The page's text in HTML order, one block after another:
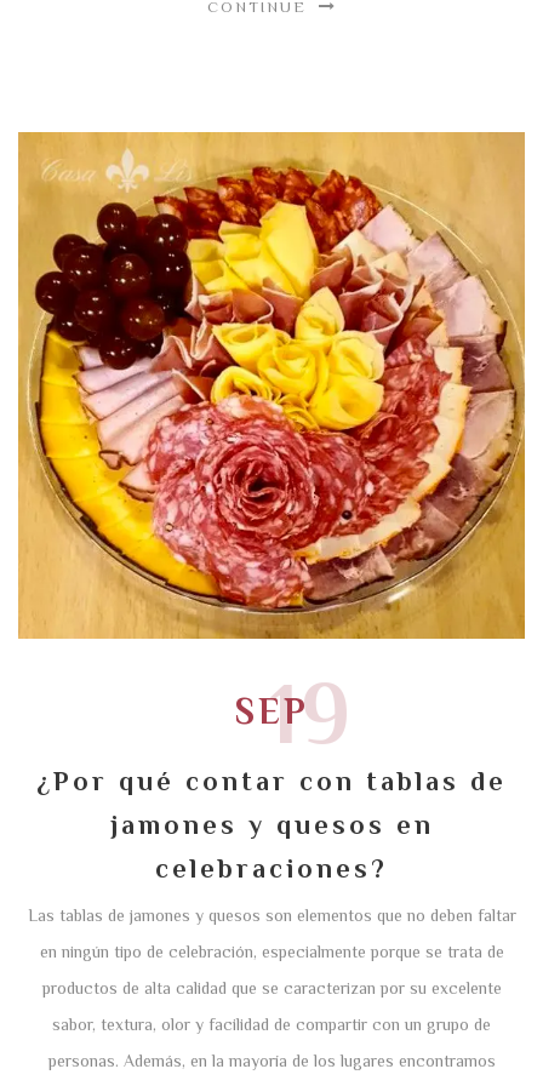
CONTINUE
19
SEP
¿Por qué contar con tablas de
jamones y quesos en
celebraciones?
Las tablas de jamones y quesos son elementos que no deben faltar
en ningún tipo de celebración, especialmente porque se trata de
productos de alta calidad que se caracterizan por su excelente
sabor, textura, olor y facilidad de compartir con un grupo de
personas. Además, en la mayoría de los lugares encontramos